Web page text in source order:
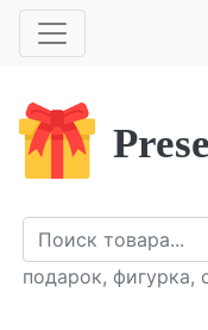
подарок, фигурка,